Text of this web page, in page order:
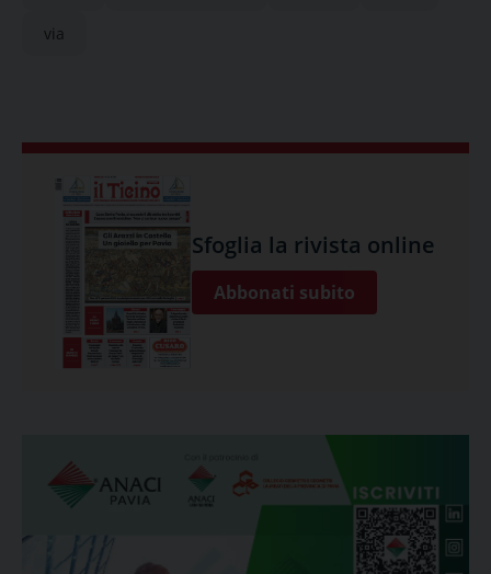
via
Sfoglia la rivista online
Abbonati subito